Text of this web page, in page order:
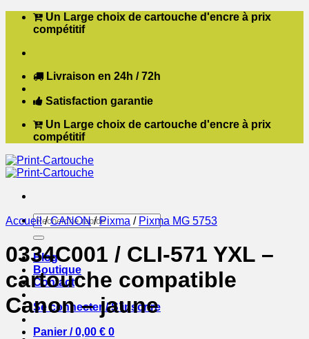
Passer Un Large choix de cartouche d'encre à prix
compétitif
Livraison en 24h / 72h
Satisfaction garantie
Un Large choix de cartouche d'encre à prix
compétitif
Recherche
pour :
Blog
Boutique
Contact
Se connecter / S’inscrire
Panier /0,00 € 0
Accueil / CANON / Pixma / Pixma MG 5753
0334C001 / CLI-571 YXL –
cartouche compatible
Canon – jaune